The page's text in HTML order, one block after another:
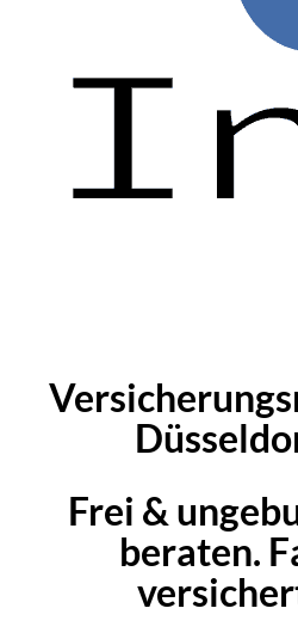
Frei &
beraten.